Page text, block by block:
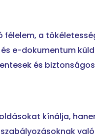
félelem, a
e-dokumentum
és
kínálja,
való